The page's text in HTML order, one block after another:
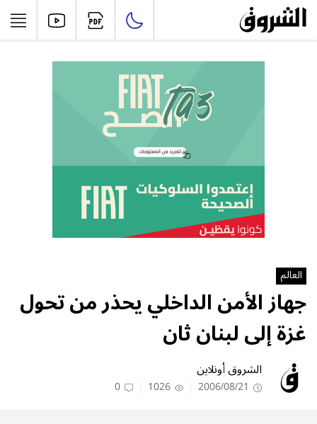
العالم
جهاز الأمن الداخلي يحذر من تحول
غزة إلى لبنان ثان
الشروق أونلاين
2006/08/21
1026
0